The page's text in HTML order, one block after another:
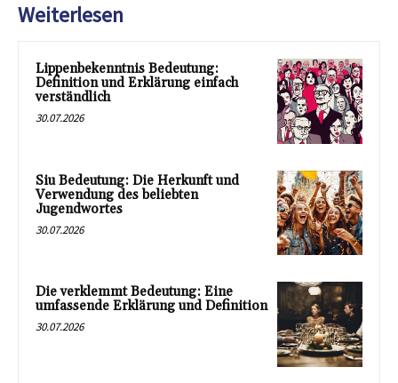
Weiterlesen
Lippenbekenntnis Bedeutung:
Definition und Erklärung einfach
verständlich
30.07.2026
Siu Bedeutung: Die Herkunft und
Verwendung des beliebten
Jugendwortes
30.07.2026
Die verklemmt Bedeutung: Eine
umfassende Erklärung und Definition
30.07.2026